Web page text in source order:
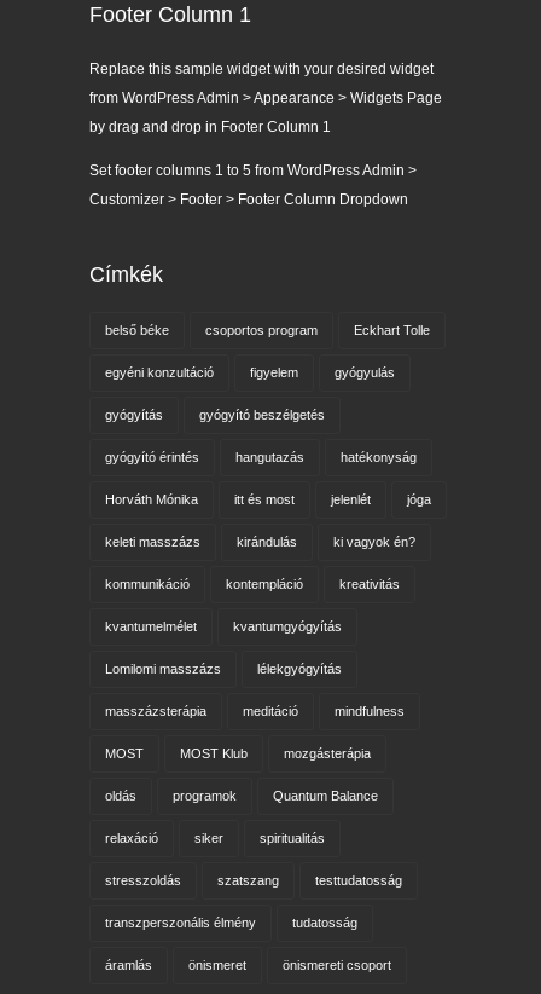
Footer Column 1
Replace this sample widget with your desired widget
from WordPress Admin > Appearance > Widgets Page
by drag and drop in Footer Column 1
Set footer columns 1 to 5 from WordPress Admin >
Customizer > Footer > Footer Column Dropdown
Címkék
belső béke csoportos program Eckhart Tolle
egyéni konzultáció figyelem gyógyulás
gyógyítás gyógyító beszélgetés
gyógyító érintés hangutazás hatékonyság
Horváth Mónika itt és most jelenlét jóga
keleti masszázs kirándulás ki vagyok én?
kommunikáció kontempláció kreativitás
kvantumelmélet kvantumgyógyítás
Lomilomi masszázs lélekgyógyítás
masszázsterápia meditáció mindfulness
MOST MOST Klub mozgásterápia
oldás programok Quantum Balance
relaxáció siker spiritualitás
stresszoldás szatszang testtudatosság
transzperszonális élmény tudatosság
áramlás önismeret önismereti csoport